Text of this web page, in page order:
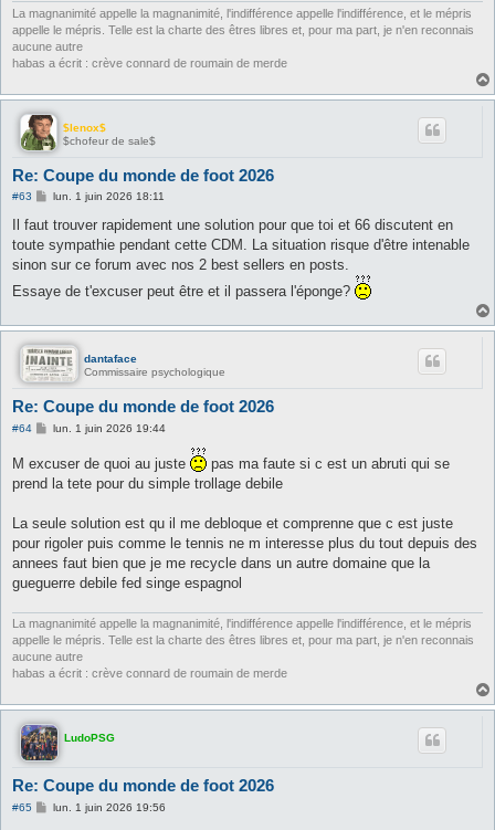
La magnanimité appelle la magnanimité, l'indifférence appelle l'indifférence, et le mépris
appelle le mépris. Telle est la charte des êtres libres et, pour ma part, je n'en reconnais
aucune autre
habas a écrit : crève connard de roumain de merde
$lenox$
$chofeur de sale$
Re: Coupe du monde de foot 2026
#63
M
s
a
g
lun. 1 juin 2026 18:11
Il faut trouver rapidement une solution pour que toi et 66 discutent en
toute sympathie pendant cette CDM. La situation risque d'être intenable
sinon sur ce forum avec nos 2 best sellers en posts.
Essaye de t'excuser peut être et il passera l'éponge?
dantaface
Commissaire psychologique
Re: Coupe du monde de foot 2026
#64
M
s
a
lun. 1 juin 2026 19:44
M excuser de quoi au juste
pas ma faute si c est un abruti qui se
prend la tete pour du simple trollage debile
La seule solution est qu il me debloque et comprenne que c est juste
pour rigoler puis comme le tennis ne m interesse plus du tout depuis des
annees faut bien que je me recycle dans un autre domaine que la
gueguerre debile fed singe espagnol
La magnanimité appelle la magnanimité, l'indifférence appelle l'indifférence, et le mépris
appelle le mépris. Telle est la charte des êtres libres et, pour ma part, je n'en reconnais
aucune autre
habas a écrit : crève connard de roumain de merde
LudoPSG
Re: Coupe du monde de foot 2026
#65
Mlun. 1 juin 2026 19:56